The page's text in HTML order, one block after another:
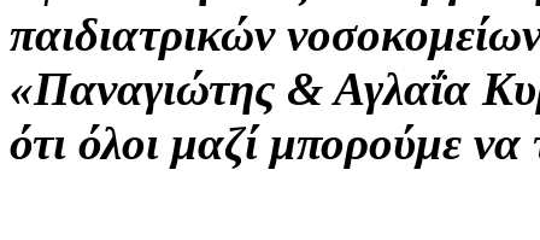
παιδιατρικών
«Παναγιώτης & Αγλαΐα
ότι όλοι μαζί μπορούμε